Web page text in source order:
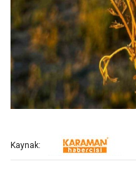
Kaynak: